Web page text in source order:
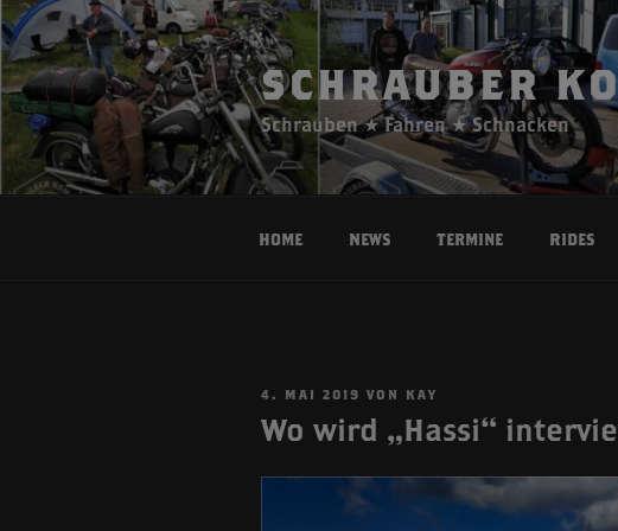
Zum
Inhalt
springen
SCHRAUBER
Schrauben ★ Fahren ★ Schnacken
Home News Termine Rides
VERÖFFENTLICHT
4. MAI 2019 VON KAY
Wo wird „Hassi“